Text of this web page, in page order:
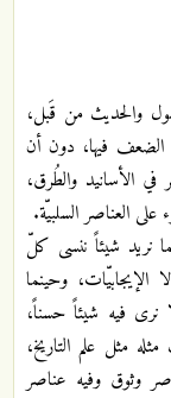
والحديث من قَبل،
الضعف فيها، دون أن
الأسانيد والطُرق،
العناصر السلبيّة.
نريد شيئاً ننسى كلّ
الإيجابيّات، وحينما
نرى فيه شيئاً حسناً،
مثل علم التاريخ،
وثوق وفيه عناصر